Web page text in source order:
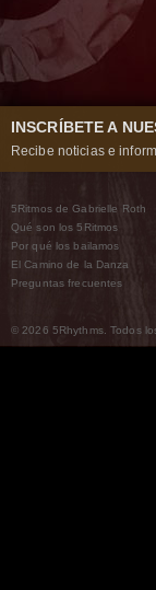
INSCRÍBETE A
Recibe noticias e
5Ritmos de Gabrielle Roth
Qué son los 5Ritmos
Por qué los bailamos
El Camino de la Danza
Preguntas frecuentes
© 2026 5Rhythms. Todos